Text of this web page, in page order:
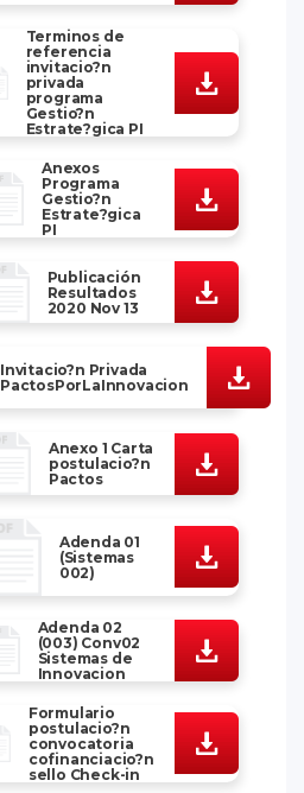
Terminos de
referencia
invitacio?n
privada
programa
Gestio?n
Estrate?gica PI
Anexos
Programa
Gestio?n
Estrate?gica
PI
Publicación
Resultados
2020 Nov 13
Invitacio?n Privada
PactosPorLaInnovacion
Anexo 1 Carta
postulacio?n
Pactos
Adenda 01
(Sistemas
002)
Adenda 02
(003) Conv02
Sistemas de
Innovacion
Formulario
postulacio?n
convocatoria
cofinanciacio?n
sello Check-in